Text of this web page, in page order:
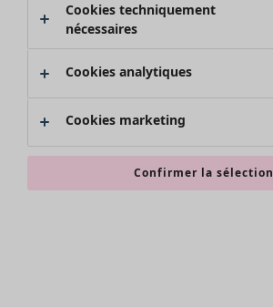
Promos SOLDES
Les promos de Gudrun Sjödén
Nouvel arrivage
Bonnes affaires en soldes - jusqu'à -70
Cookies techniquement
nécessaires
Cookies analytiques
Cookies marketing
Confirmer la sélection